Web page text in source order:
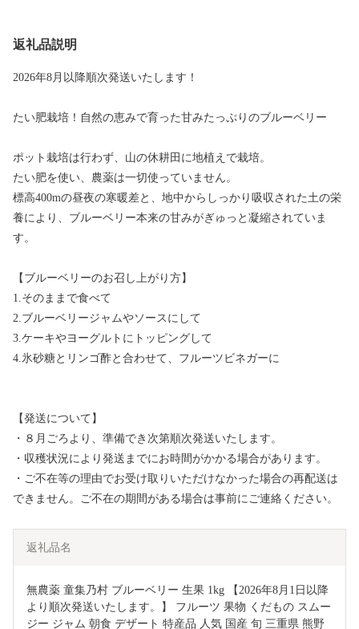
返礼品説明
2026年8月以降順次発送いたします！
たい肥栽培！自然の恵みで育った甘みたっぷりのブルーベリー
ポット栽培は行わず、山の休耕田に地植えで栽培。
たい肥を使い、農薬は一切使っていません。
標高400mの昼夜の寒暖差と、地中からしっかり吸収された土の栄
養により、ブルーベリー本来の甘みがぎゅっと凝縮されていま
す。
【ブルーベリーのお召し上がり方】
1.そのままで食べて
2.ブルーベリージャムやソースにして
3.ケーキやヨーグルトにトッピングして
4.氷砂糖とリンゴ酢と合わせて、フルーツビネガーに
【発送について】
・８月ごろより、準備でき次第順次発送いたします。
・収穫状況により発送までにお時間がかかる場合があります。
・ご不在等の理由でお受け取りいただけなかった場合の再配送は
できません。ご不在の期間がある場合は事前にご連絡ください。
返礼品名
無農薬 童集乃村 ブルーベリー 生果 1kg 【2026年8月1日以降
より順次発送いたします。】 フルーツ 果物 くだもの スムー
ジー ジャム 朝食 デザート 特産品 人気 国産 旬 三重県 熊野